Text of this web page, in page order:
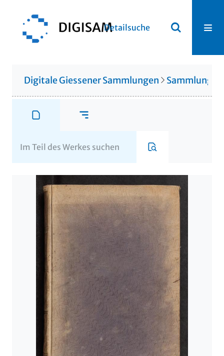
Detailsuche
Digitale Giessener Sammlungen Sammlung